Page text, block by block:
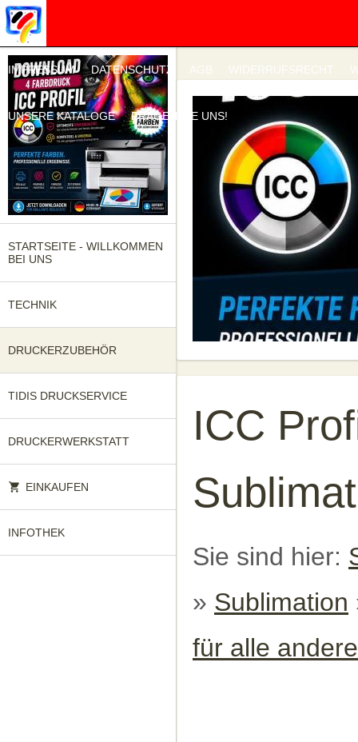
IMPRESSUM DATENSCHUTZ AGB WIDERRUFSRECHT
UNSERE KATALOGE FRAGEN SIE UNS!
STARTSEITE - WILLKOMMEN
BEI UNS
TECHNIK
DRUCKERZUBEHÖR
TIDIS DRUCKSERVICE
DRUCKERWERKSTATT
EINKAUFEN
INFOTHEK
ICC
Sie sind hier:
» Sublimation
für alle